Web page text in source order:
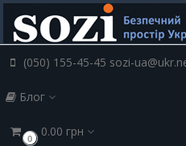
(050) 155-45-45 sozi-
Блог
0 0.00 грн